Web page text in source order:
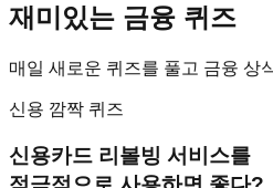
재미있는 금융 퀴즈
매일 새로운 퀴즈를 풀고 금융 상
신용 깜짝 퀴즈
신용카드 리볼빙 서비스를